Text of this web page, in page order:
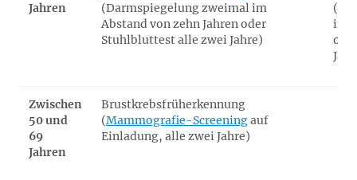
Jahren
(Darmspiegelung zweimal im
Abstand von zehn Jahren oder
Stuhlbluttest alle zwei Jahre)
im
Zwischen
50 und
69
Jahren
Brustkrebsfrüherkennung
(Mammografie-Screeningauf
Einladung, alle zwei Jahre)